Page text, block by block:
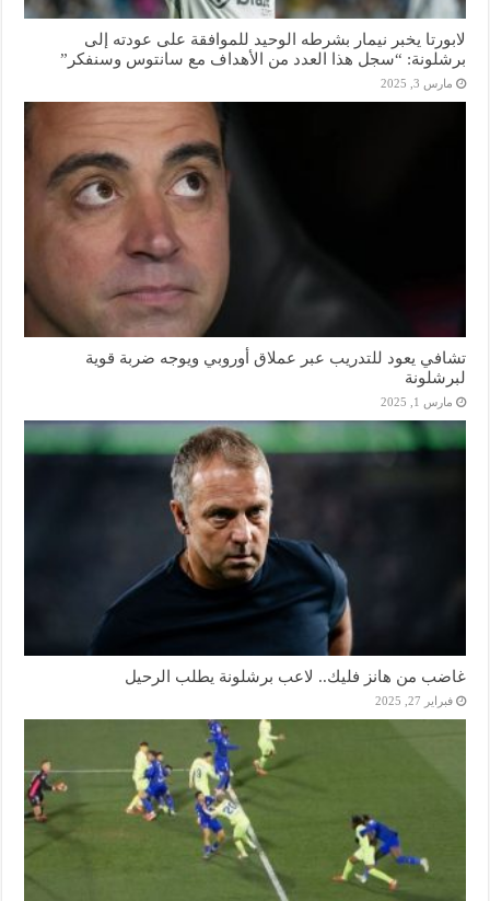
لابورتا يخبر نيمار بشرطه الوحيد للموافقة على عودته إلى
برشلونة: “سجل هذا العدد من الأهداف مع سانتوس وسنفكر”
مارس 3, 2025
تشافي يعود للتدريب عبر عملاق أوروبي ويوجه ضربة قوية
لبرشلونة
مارس 1, 2025
غاضب من هانز فليك.. لاعب برشلونة يطلب الرحيل
فبراير 27, 2025